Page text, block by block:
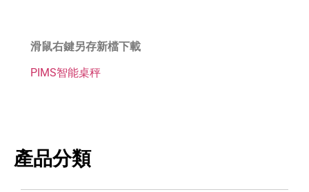
滑鼠右鍵另存新檔下載
PIMS智能桌秤
產品分類